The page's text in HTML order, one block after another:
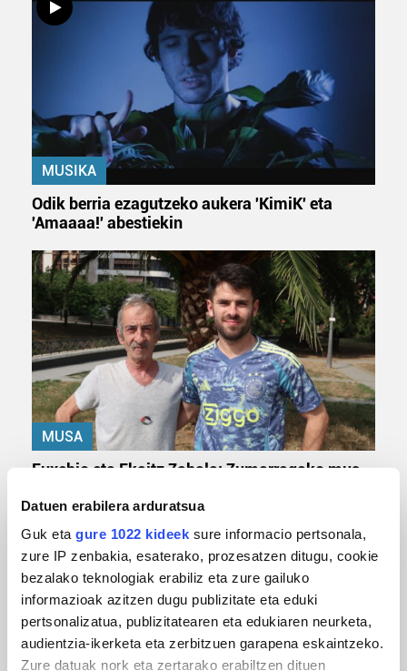
Datuen erabilera arduratsua
Guk eta gure 1022 kideek sure informacio pertsonala,
zure IP zenbakia, esaterako, prozesatzen ditugu, cookie
bezalako teknologiak erabiliz eta zure gailuko
informazioak azitzen dugu publizitate eta eduki
pertsonalizatua, publizitatearen eta edukiaren neurketa,
audientzia-ikerketa eta zerbitzuen garapena eskaintzeko.
Zure datuak nork eta zertarako erabiltzen dituen
MUSIKA
Odik berria ezagutzeko aukera 'KimiK' eta
'Amaaaa!' abestiekin
MUSA
Euxebio eta Ekaitz Zabala: Zumarragako mus